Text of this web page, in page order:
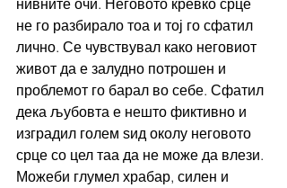
нивните очи. Неговото кревко срце
не го разбирало тоа и тој го сфатил
лично. Се чувствувал како неговиот
живот да е залудно потрошен и
проблемот го барал во себе. Сфатил
дека љубовта е нешто фиктивно и
изградил голем ѕид околу неговото
срце со цел таа да не може да влези.
Можеби глумел храбар, силен и